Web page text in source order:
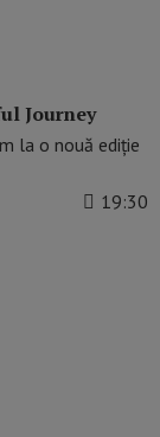
Journey
la o nouă ediție
19:30